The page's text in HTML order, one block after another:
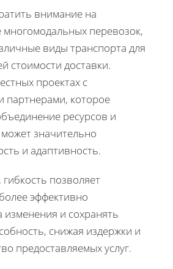
внимание на
многомодальных перевозок,
виды транспорта для
стоимости доставки.
проектах с
партнерами, которое
ресурсов и
значительно
и адаптивность.
позволяет
эффективно
изменения и сохранять
снижая издержки и
предоставляемых услуг.